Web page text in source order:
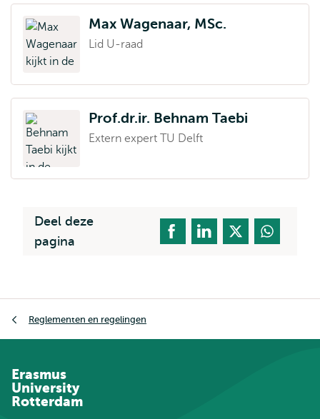
Max Wagenaar, MSc.
Lid U-raad
Prof.dr.ir. Behnam Taebi
Extern expert TU Delft
Deel deze
pagina
Reglementen en regelingen
Erasmus
University
Rotterdam